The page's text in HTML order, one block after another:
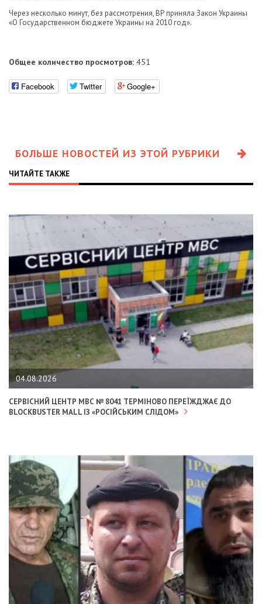
Через несколько минут, без рассмотрения, ВР приняла Закон Украины
«О Государственном бюджете Украины на 2010 год».
Общее количество просмотров: 451
Facebook Twitter Google+
БОЛЬШЕ НОВОСТЕЙ ИЗ ЭТОЙ РУБРИКИ
ЧИТАЙТЕ ТАКЖЕ
04.08.2026
СЕРВІСНИЙ ЦЕНТР МВС № 8041 ТЕРМІНОВО ПЕРЕЇЖДЖАЄ ДО
BLOCKBUSTER MALL ІЗ «РОСІЙСЬКИМ СЛІДОМ»